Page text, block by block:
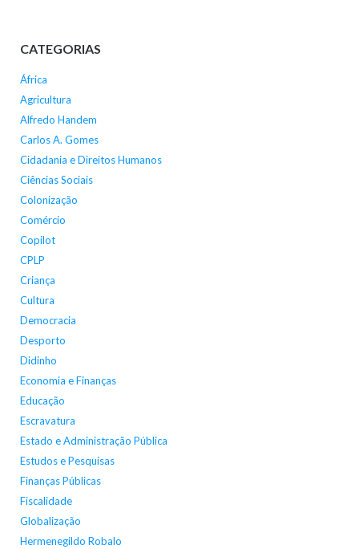
CATEGORIAS
África
Agricultura
Alfredo Handem
Carlos A. Gomes
Cidadania e Direitos Humanos
Ciências Sociais
Colonização
Comércio
Copilot
CPLP
Criança
Cultura
Democracia
Desporto
Didinho
Economia e Finanças
Educação
Escravatura
Estado e Administração Pública
Estudos e Pesquisas
Finanças Públicas
Fiscalidade
Globalização
Hermenegildo Robalo